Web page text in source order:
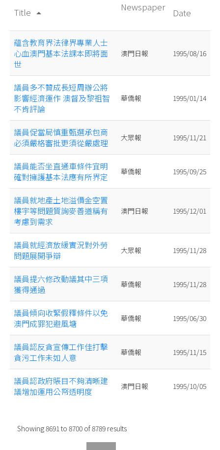
Title arrow_drop_up
Newspaper Date
蘊含教育界法律界專業人士
心血澳門基本法課本即將面
世
澳門日報 1995/08/16
議員多不贊成長短周辦公將
影響經濟運作 澳督及黎祖智
不肯評論
華僑報 1995/01/14
議員促當局慎重甄選承包商
必須嚴格審批更須從嚴處理
大眾報 1995/11/21
議員能否坐直通車條件宜明
確對擁護基本法應有所界定
華僑報 1995/09/25
議員就地產土地溢價金空置
樓宇等問題質詢麥善道稱有
考慮到需求
澳門日報 1995/12/01
議員就經濟放緩實況對外勞
問題展開爭辯
大眾報 1995/11/28
議員提六修改動議其中三項
獲得通過
華僑報 1995/11/28
議員傾向收緊假釋條件以免
澳門成罪犯避風塘
華僑報 1995/06/30
議員認反貪宣傳工作佳打擊
貪污工作未如人意
華僑報 1995/11/15
議員認政府賬目不夠清晰建
議增加運用公帑透明度
澳門日報 1995/10/05
Showing8691to 8700 of8789 results